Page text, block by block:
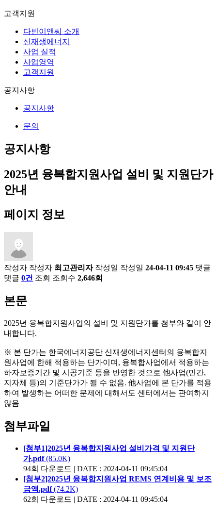
고객지원
다빈이앤씨 소개
신재생에너지
사업 실적
사업영역
고객지원
공지사항
공지사항
문의
공지사항
2025년 융복합지원사업 설비 및 지원단가
안내
페이지 정보
작성자 작성자 최고관리자 작성일 작성일 24-04-11 09:45 댓글
댓글 0건 조회 조회수 2,646회
본문
2025년 융복합지원사업의 설비 및 지원단가를 첨부와 같이 안
내합니다.
※ 본 단가는 한국에너지공단 신재생에너지센터의 융복합지
원사업에 한해 적용하는 단가이며, 융복합사업에서 적용하는
하자보증기간 및 시공기준 등을 반영한 것으로 他사업(민간,
지자체 등)의 기준단가가 될 수 없음. 他사업에 본 단가를 적용
하여 발생하는 어떠한 문제에 대해서도 센터에서는 관여하지
않음
첨부파일
[첨부1]2025년 융복합지원사업 설비가격 및 지원단
가.pdf(85.0K)
94회 다운로드 | DATE : 2024-04-11 09:45:04
[첨부2]2025년 융복합지원사업 REMS 연계비용 및 보조
금액.pdf(74.2K)
62회 다운로드 | DATE : 2024-04-11 09:45:04